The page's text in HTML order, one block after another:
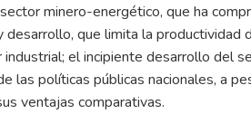
minero-energético, que ha
desarrollo, que limita la
el incipiente desarrollo del
las políticas públicas nacionales, a
ventajas comparativas.